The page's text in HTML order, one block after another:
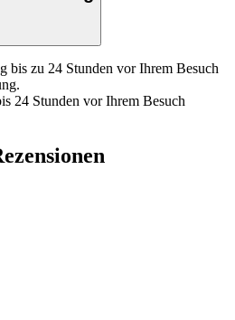
bis zu 24 Stunden vor Ihrem Besuch
24 Stunden vor Ihrem Besuch